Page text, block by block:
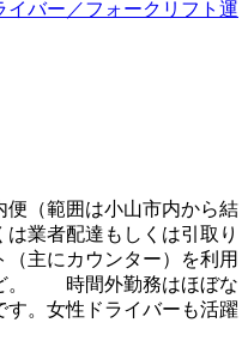
バー／フォークリフト運
（範囲は小山市内から結
業者配達もしくは引取り
主にカウンター）を利用
。 時間外勤務はほぼな
す。女性ドライバーも活躍